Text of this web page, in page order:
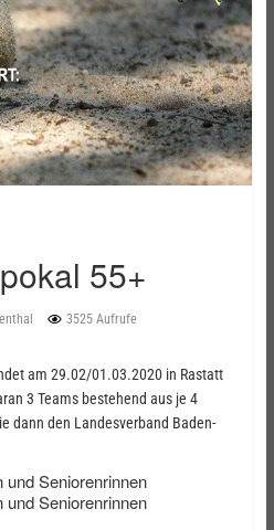
55+
3525 Aufrufe
am 29.02/01.03.2020 in Rastatt
3 Teams bestehend aus je 4
dann den Landesverband Baden-
und Seniorenrinnen
und Seniorenrinnen